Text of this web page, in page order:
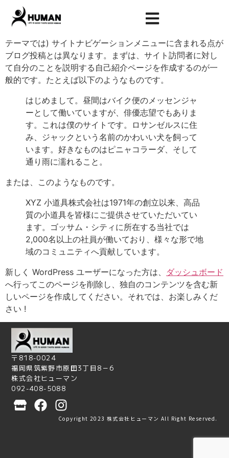
サンプルページ
テーマでは) サイトナビゲーションメニューに含まれる点が
ブログ投稿とは異なります。まずは、サイト訪問者に対し
て自分のことを説明する自己紹介ページを作成するのが一
般的です。たとえば以下のようなものです。
はじめまして。昼間はバイク便のメッセンジャ
ーとして働いていますが、俳優志望でもありま
す。これは僕のサイトです。ロサンゼルスに住
み、ジャックという名前のかわいい犬を飼って
います。好きなものはピニャコラーダ、そして
通り雨に濡れること。
または、このようなものです。
XYZ 小道具株式会社は1971年の創立以来、高品
質の小道具を皆様にご提供させていただいてい
ます。ゴッサム・シティに所在する当社では
2,000名以上の社員が働いており、様々な形で地
域のコミュニティへ貢献しています。
新しく WordPress ユーザーになった方は、 ダッシュボード
へ行ってこのページを削除し、独自のコンテンツを含む新
しいページを作成してください。それでは、お楽しみくだ
さい !
〒818-0024
福岡県筑紫野市原田3丁目8－6
株式会社ヒューマン
092-408-5088
Copyright 2023 株式会社ヒューマン All Right Reserved.